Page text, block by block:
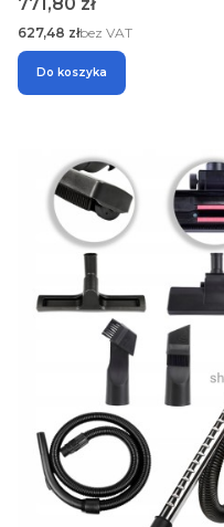
Cena
627,48 złbez VAT
Do koszyka